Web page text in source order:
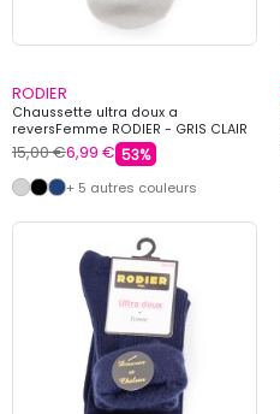
RODIER
Chaussette ultra doux a
reversFemme RODIER - GRIS CLAIR
15,00 €6,99 € 53%
+ 5 autres couleurs